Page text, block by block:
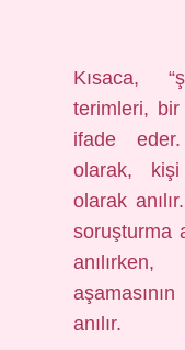
Kısaca,
terimleri,
ifade
olarak,
olarak
soruşturma
anılır.